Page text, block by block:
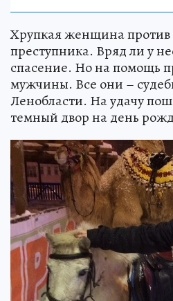
Хрупкая женщина против
преступника. Вряд ли у
спасение. Но на помощь
мужчины. Все они –
Ленобласти. На удачу
темный двор на день